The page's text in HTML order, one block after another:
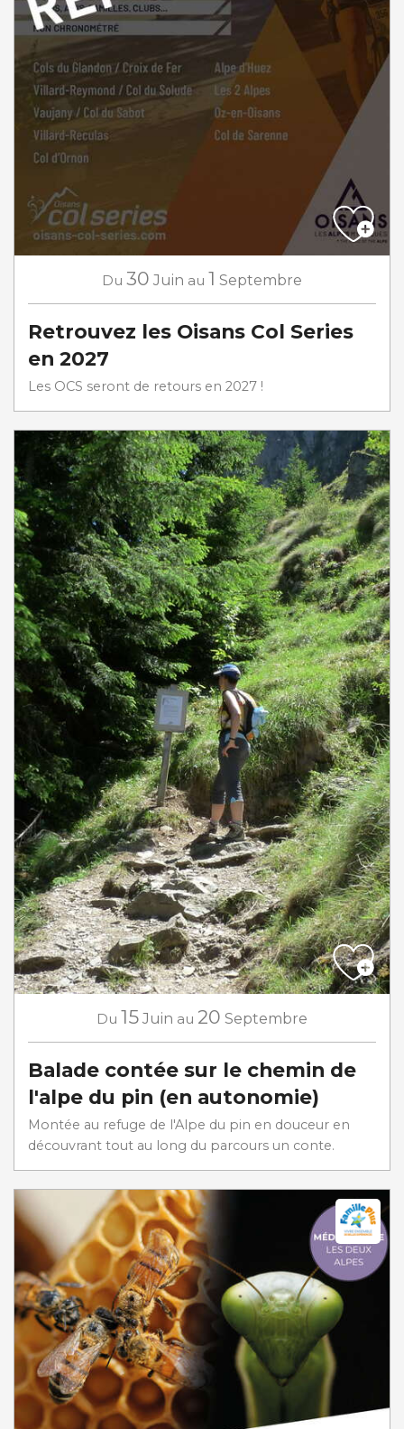
Du 30 Juin au 1 Septembre
Retrouvez les Oisans Col Series
en 2027
Les OCS seront de retours en 2027 !
Du 15 Juin au 20 Septembre
Balade contée sur le chemin de
l'alpe du pin (en autonomie)
Montée au refuge de l'Alpe du pin en douceur en
découvrant tout au long du parcours un conte.